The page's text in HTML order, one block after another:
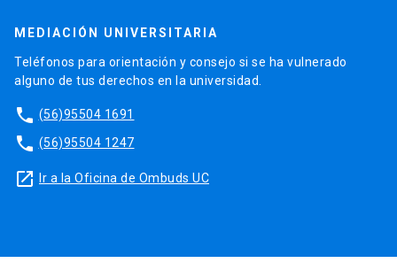
MEDIACIÓN UNIVERSITARIA
Teléfonos para orientación y consejo si se ha vulnerado
alguno de tus derechos en la universidad.
phone (56)95504 1691
phone (56)95504 1247
launch Ir a la Oficina de Ombuds UC